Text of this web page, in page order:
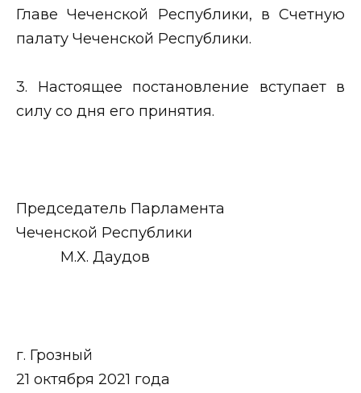
Главе Чеченской Республики, в Счетную
палату Чеченской Республики.
3. Настоящее постановление вступает в
силу со дня его принятия.
Председатель Парламента
Чеченской Республики
М.Х. Даудов
г. Грозный
21 октября 2021 года